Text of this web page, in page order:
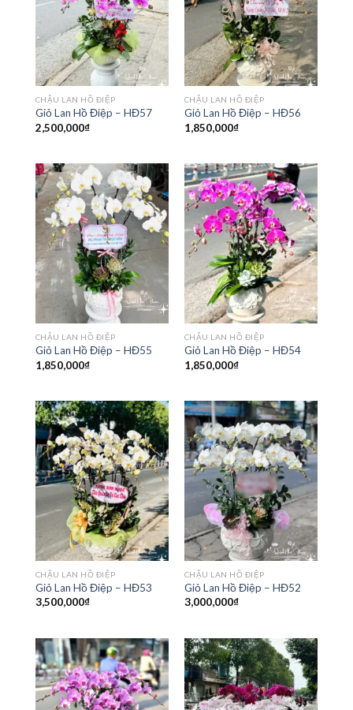
CHẬU LAN HỒ ĐIỆP
Giỏ Lan Hồ Điệp – HĐ57
2,500,000₫
CHẬU LAN HỒ ĐIỆP
Giỏ Lan Hồ Điệp – HĐ56
1,850,000₫
CHẬU LAN HỒ ĐIỆP
Giỏ Lan Hồ Điệp – HĐ55
1,850,000₫
CHẬU LAN HỒ ĐIỆP
Giỏ Lan Hồ Điệp – HĐ54
1,850,000₫
CHẬU LAN HỒ ĐIỆP
Giỏ Lan Hồ Điệp – HĐ53
3,500,000₫
CHẬU LAN HỒ ĐIỆP
Giỏ Lan Hồ Điệp – HĐ52
3,000,000₫